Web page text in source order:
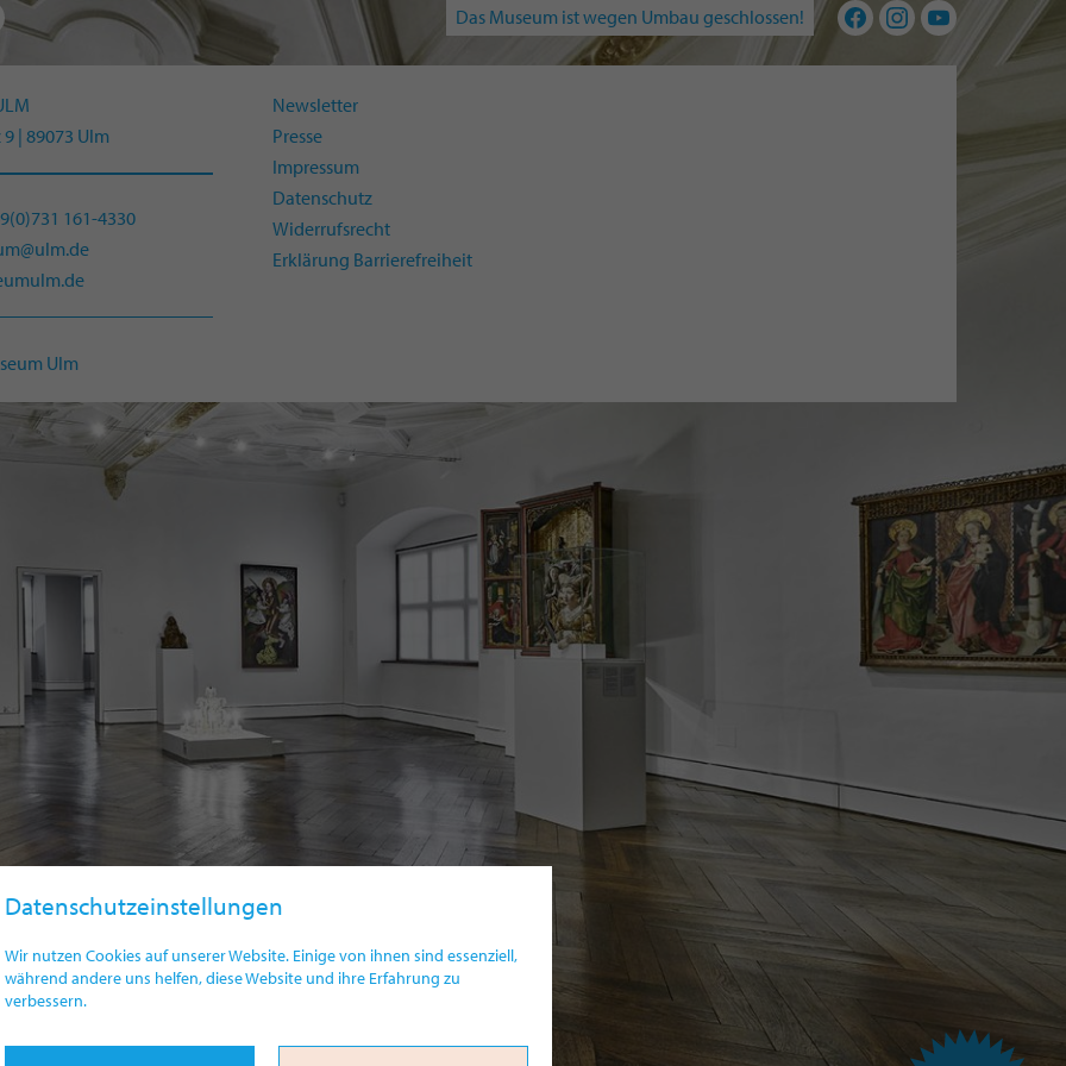
Datenschutzeinstellungen
Wir nutzen Cookies auf unserer Website. Einige von ihnen sind essenziell,
während andere uns helfen, diese Website und ihre Erfahrung zu
verbessern.
Das Museum ist wegen Umbau geschlossen!
| 89073 Ulm
161-4330
Newsletter
Presse
Impressum
Datenschutz
Widerrufsrecht
Erklärung Barrierefreiheit
Ulm